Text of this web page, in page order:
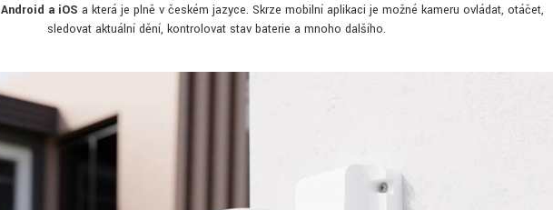
Android a iOS a která je plně v českém jazyce. Skrze mobilní aplikaci je možné kameru ovládat, otáčet,
sledovat aktuální dění, kontrolovat stav baterie a mnoho dalšího.